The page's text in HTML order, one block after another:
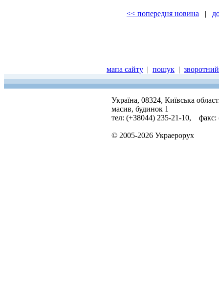
<< попередня новина |
мапа сайту | пошук |
Україна, 08324, Київська
масив, будинок 1
тел: (+38044) 235-21-10, факс:
© 2005-2026 Украерорух